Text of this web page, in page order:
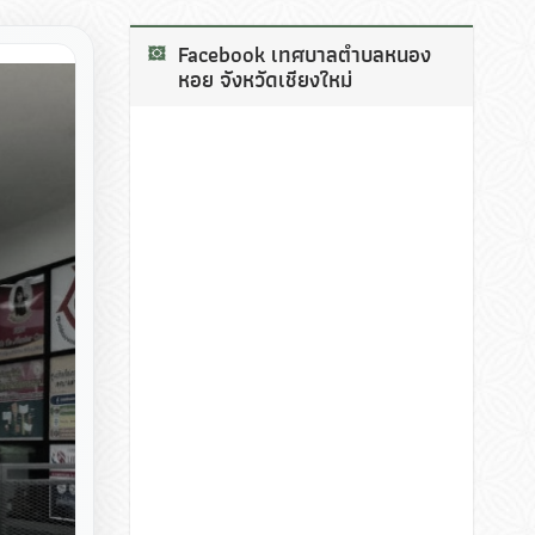
Facebook เทศบาลตำบลหนอง
หอย จังหวัดเชียงใหม่